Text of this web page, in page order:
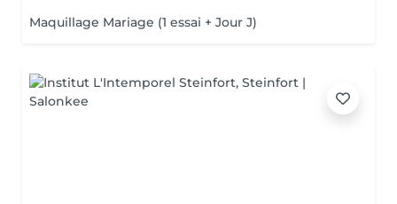
Maquillage Mariage (1 essai + Jour J)